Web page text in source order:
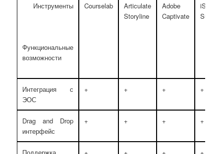
Инструменты
Функциональные
возможности
Courselab
Articulate
Storyline
Adobe
Captivate
iSpring
Suite
Интеграция с
ЭОС
+ + + +
Drag and Drop
интерфейс
+ + + +